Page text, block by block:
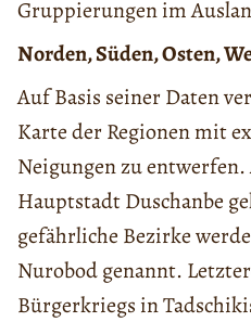
Gruppierungen im
Norden, Süden, Osten,
Auf Basis seiner Daten
Karte der Regionen mit
Neigungen zu
Hauptstadt Duschanbe
gefährliche Bezirke
Nurobod genannt.
Bürgerkriegs in